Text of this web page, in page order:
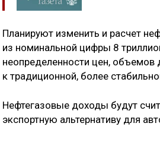
Планируют изменить и расчет
из номинальной цифры 8
неопределенности цен, объемов
к традиционной, более
Нефтегазовые доходы будут
экспортную альтернативу для